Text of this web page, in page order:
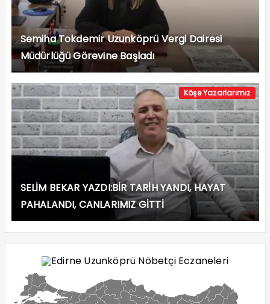
Semiha Tokdemir Uzunköprü Vergi Dairesi
Müdürlüğü Görevine Başladı
Köşe Yazarlarımız
SELİM BEKAR YAZDI:BİR TARİH YANDI, HAYAT
PAHALANDI, CANLARIMIZ GİTTİ